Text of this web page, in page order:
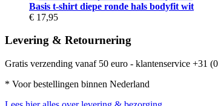
Basis t-shirt diepe ronde hals bodyfit wit
€ 17,95
Levering & Retournering
Gratis verzending vanaf 50 euro - klantenservice +31
* Voor bestellingen binnen Nederland